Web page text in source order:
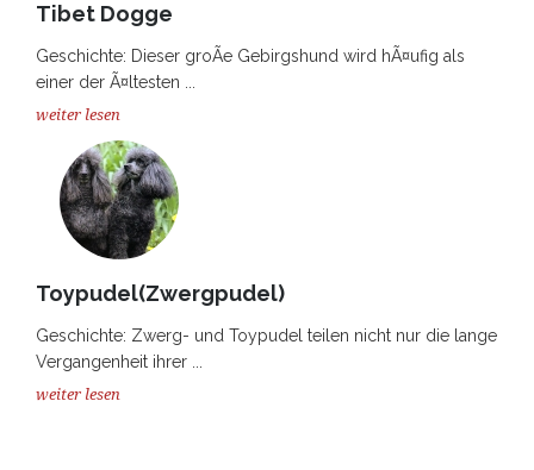
Tibet Dogge
Geschichte: Dieser groÃe Gebirgshund wird hÃ¤ufig als
einer der Ã¤ltesten ...
weiter lesen
Toypudel(Zwergpudel)
Geschichte: Zwerg- und Toypudel teilen nicht nur die lange
Vergangenheit ihrer ...
weiter lesen